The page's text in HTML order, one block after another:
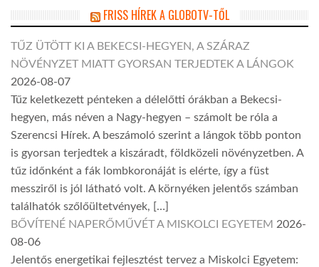
FRISS HÍREK A GLOBOTV-TŐL
TŰZ ÜTÖTT KI A BEKECSI-HEGYEN, A SZÁRAZ
NÖVÉNYZET MIATT GYORSAN TERJEDTEK A LÁNGOK
2026-08-07
Tűz keletkezett pénteken a délelőtti órákban a Bekecsi-
hegyen, más néven a Nagy-hegyen – számolt be róla a
Szerencsi Hírek. A beszámoló szerint a lángok több ponton
is gyorsan terjedtek a kiszáradt, földközeli növényzetben. A
tűz időnként a fák lombkoronáját is elérte, így a füst
messziről is jól látható volt. A környéken jelentős számban
találhatók szőlőültetvények, […]
BŐVÍTENÉ NAPERŐMŰVÉT A MISKOLCI EGYETEM 2026-
08-06
Jelentős energetikai fejlesztést tervez a Miskolci Egyetem: